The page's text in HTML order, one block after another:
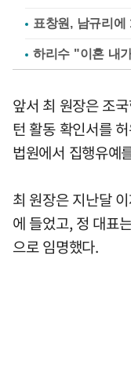
표창원, 남규리
하리수 "이혼 내
앞서 최 원장은 조
턴 활동 확인서를
법원에서 집행유예
최 원장은 지난달
에 들었고, 정 대표
으로 임명했다.